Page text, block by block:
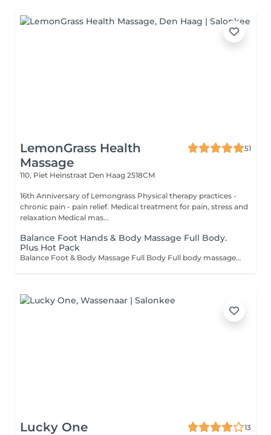
LemonGrass Health
Massage
51
110, Piet Heinstraat Den Haag 2518CM
16th Anniversary of Lemongrass Physical therapy practices -
chronic pain - pain relief. Medical treatment for pain, stress and
relaxation Medical mas...
Balance Foot Hands & Body Massage Full Body.
Plus Hot Pack
Balance Foot & Body Massage Full Body Full body massage is a form of massage therapy that involves massaging the entire body using professional techniques that can help relieve muscle pain, promote relaxation, and reduce stress. A full body massage typically includes the back, legs, arms, head, shoulders, and feet.
Lucky One
13